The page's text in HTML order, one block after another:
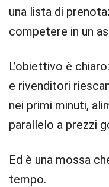
una lista di
competere in un
L’obiettivo è
e rivenditori
nei primi minuti,
parallelo a prezzi
Ed è una mossa
tempo.